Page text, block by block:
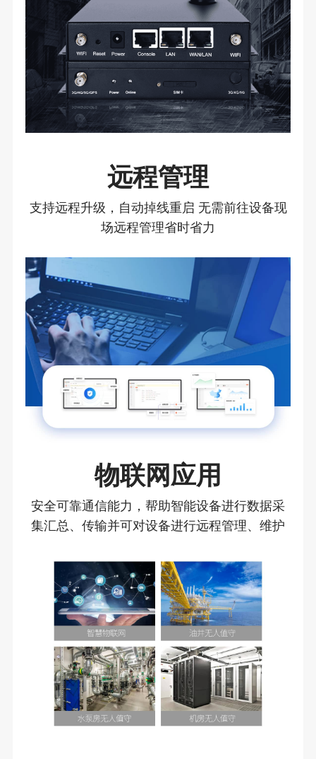
远程管理
支持远程升级，自动掉线重启 无需前往设备现
场远程管理省时省力
物联网应用
安全可靠通信能力，帮助智能设备进行数据采
集汇总、传输并可对设备进行远程管理、维护